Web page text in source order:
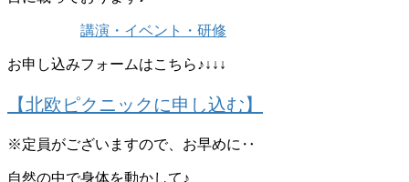
講演・イベント・研修
お申し込みフォームはこちら♪↓↓↓
【北欧ピクニックに申し込む】
※定員がございますので、お早めに‥
自然の中で身体を動かして♪